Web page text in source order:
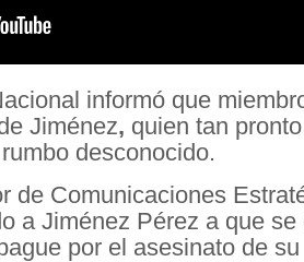
informó que
Jiménez, quien tan
desconocido.
de Comunicaciones
a Jiménez Pérez a que
por el asesinato de